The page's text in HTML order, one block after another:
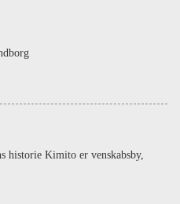
historie Kimito er venskabsby,